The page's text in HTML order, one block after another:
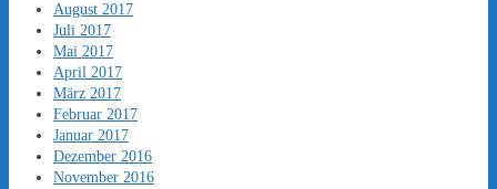
August 2017
Juli 2017
Mai 2017
April 2017
März 2017
Februar 2017
Januar 2017
Dezember 2016
November 2016